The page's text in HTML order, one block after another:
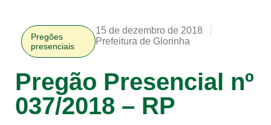
Pregões
presenciais
15 de dezembro de 2018
Prefeitura de Glorinha
Pregão Presencial nº
037/2018 – RP